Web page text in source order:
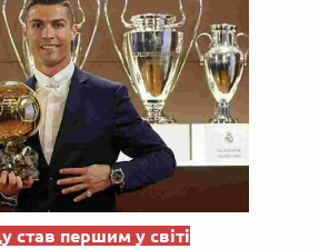
став першим у світі